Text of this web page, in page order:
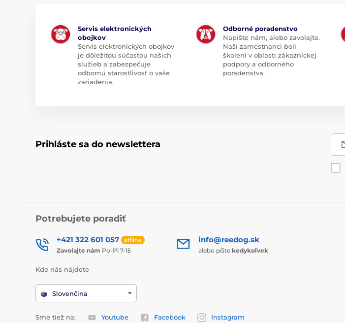
Servis elektronických
obojkov
Servis elektronických obojkov
je dôležitou súčasťou našich
služieb a zabezpečuje
odbornú starostlivosť o vaše
zariadenia.
Odborné poradenstvo
Napíšte nám, alebo zavolajte.
Naši zamestnanci boli
školení v oblasti zákazníckej
podpory a odborného
poradenstva.
Prihláste sa do newslettera
Potrebujete poradiť
+421 322 601 057 offline
Zavolajte nám Po-Pi 7-15
info@reedog.sk
alebo píšte kedykoľvek
Kde nás nájdete
Slovenčina
Sme tiež na: Youtube Facebook Instagram